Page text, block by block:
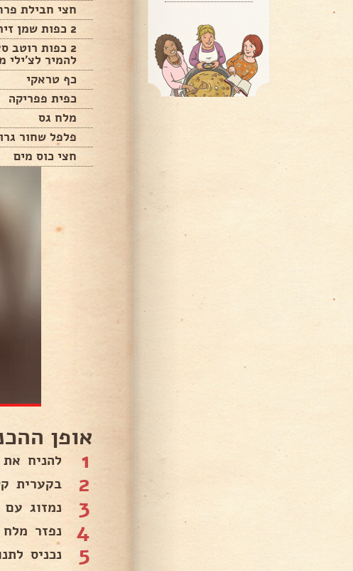
חצי חבילת
2 כפות שמן זית
2 כפות רוטב
להמיר לצ'ילי
כף טראקי
כפית פפריקה
מלח גס
פלפל שחור
חצי כוס מים
אופן
1 להניח
2 בקערית
3 נמזוג
4 נפזר
5 נכניס לתנור לא